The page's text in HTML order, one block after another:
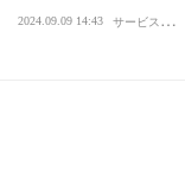
2024.09.09 14:43 サ
ービス・おもてなし